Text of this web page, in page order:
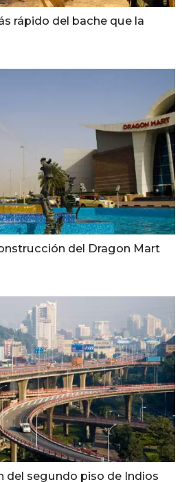
rápido del bache que la
del Dragon Mart
del segundo piso de Indios